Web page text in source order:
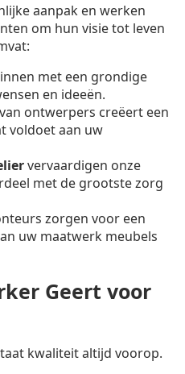
aanpak en werken
om hun visie tot leven
met een grondige
en ideeën.
ontwerpers creëert een
voldoet aan uw
vervaardigen onze
met de grootste zorg
zorgen voor een
uw maatwerk meubels
Geert voor
kwaliteit altijd voorop.